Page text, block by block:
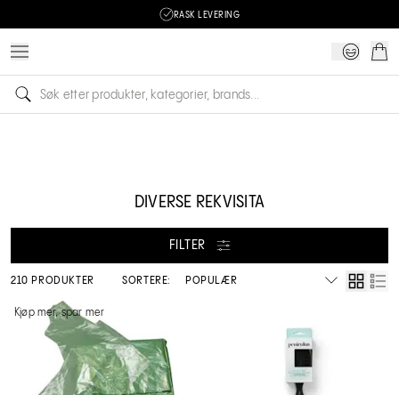
RASK LEVERING
DIVERSE REKVISITA
FILTER
210 PRODUKTER SORTERE:
Kjøp mer, spar mer